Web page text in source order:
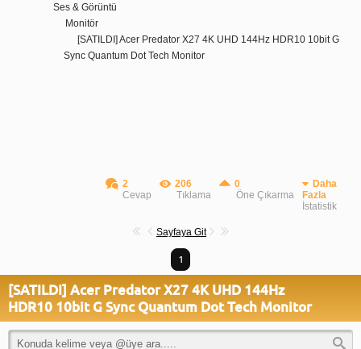
Ses & Görüntü
Monitör
[SATILDI] Acer Predator X27 4K UHD 144Hz HDR10 10bit G
Sync Quantum Dot Tech Monitor
2
Cevap
206
Tıklama
0
Öne Çıkarma
Daha
Fazla
İstatistik
Sayfaya Git
1
[SATILDI] Acer Predator X27 4K UHD 144Hz
HDR10 10bit G Sync Quantum Dot Tech Monitor